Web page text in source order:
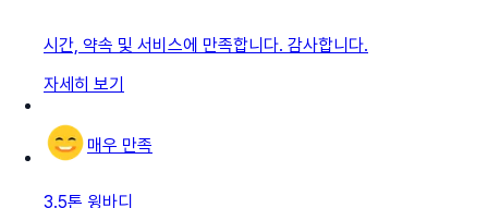
시간, 약속 및 서비스에 만족합니다. 감사합니다.
자세히 보기
매우 만족
3.5톤 윙바디